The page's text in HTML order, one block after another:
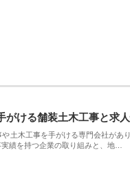
がける舗装土木工事と求
土木工事を手がける専門会社があ
績を持つ企業の取り組みと、地…